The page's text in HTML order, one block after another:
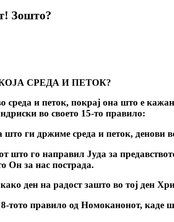
Зошто?
СРЕДА И ПЕТОК?
среда и петок, покрај она што е
во своето 15-то правило:
што ги држиме среда и петок, денови
што го направил Јуда за
Он за нас пострада.
ден на радост зашто во тој ден
тото правило од Номоканонот, каде